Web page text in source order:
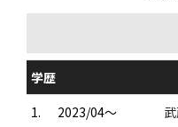
学歴
1.
2023/04～